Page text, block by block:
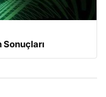
Sonuçları